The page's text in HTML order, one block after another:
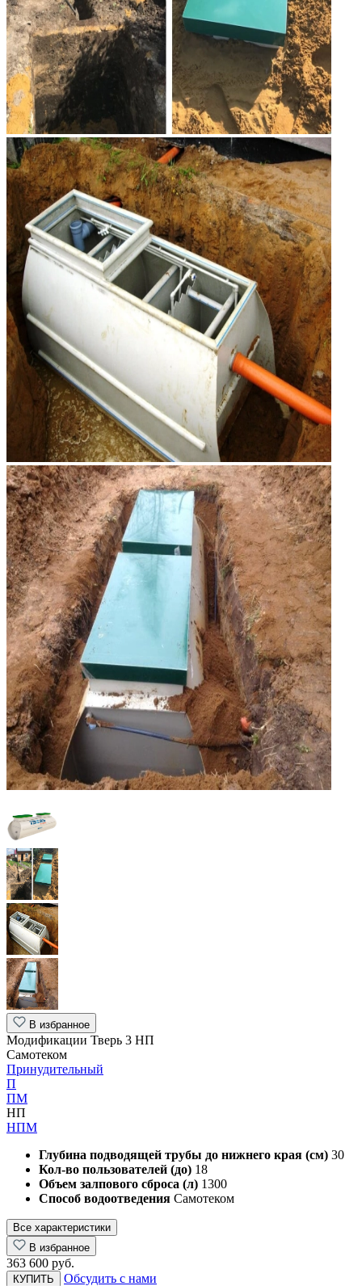
В избранное
Модификации Тверь 3 НП
Самотеком
Принудительный
П
ПМ
НП
НПМ
Глубина подводящей трубы до нижнего края (см) 30
Кол-во пользователей (до) 18
Объем залпового сброса (л) 1300
Способ водоотведения Самотеком
Все характеристики
В избранное
363 600 руб.
КУПИТЬ Обсудить с нами